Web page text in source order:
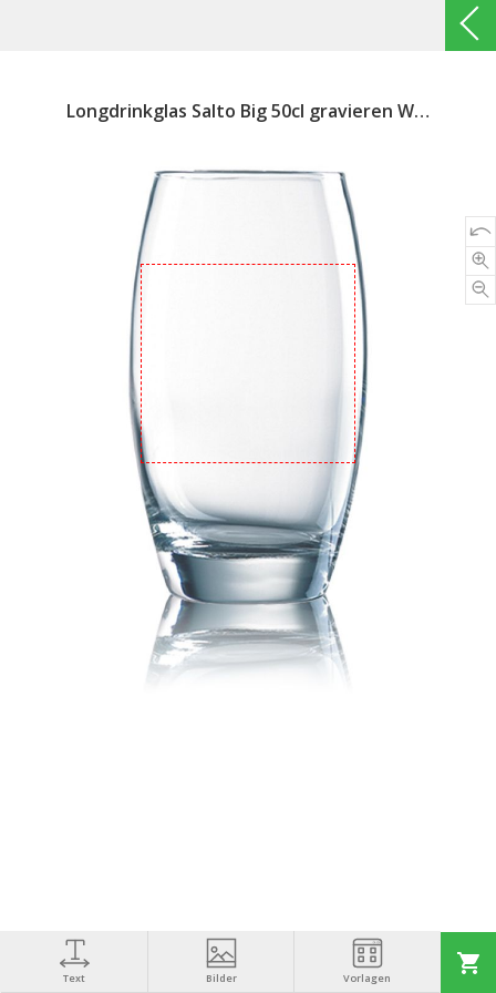
Text Bilder Vorlagen
Longdrinkglas Salto Big 50cl gravieren Wunschtext